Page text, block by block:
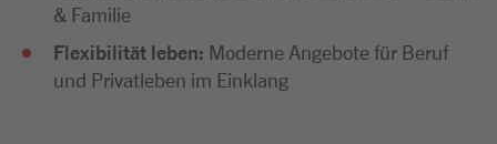
& Familie
Flexibilität leben: Moderne Angebote für Beruf
und Privatleben im Einklang